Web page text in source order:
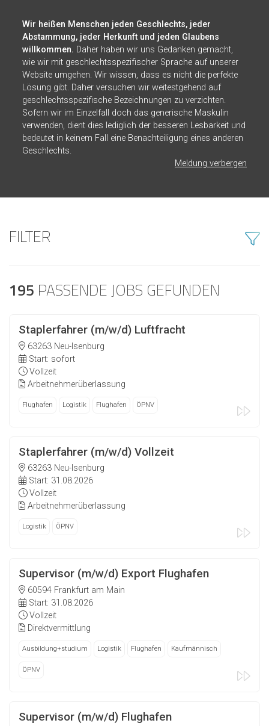
Wir heißen Menschen jeden Geschlechts, jeder
Abstammung, jeder Herkunft und jeden Glaubens
willkommen. Daher haben wir uns Gedanken gemacht,
wie wir mit geschlechtsspezifischer Sprache auf unserer
Website umgehen. Wir wissen, dass es nicht die perfekte
Lösung gibt. Daher versuchen wir weitestgehend auf
geschlechtsspezifische Bezeichnungen zu verzichten.
Sofern wir im Einzelfall doch das generische Maskulin
verwenden, dient dies lediglich der besseren Lesbarkeit und
bedeutet in keinem Fall eine Benachteiligung eines anderen
Geschlechts.
Meldung verbergen
FILTER
195 PASSENDE JOBS GEFUNDEN
Staplerfahrer (m/w/d) Luftfracht
63263 Neu-Isenburg
Start: sofort
Vollzeit
Arbeitnehmerüberlassung
Flughafen Logistik Flughafen ÖPNV
Staplerfahrer (m/w/d) Vollzeit
63263 Neu-Isenburg
Start: 31.08.2026
Vollzeit
Arbeitnehmerüberlassung
Logistik ÖPNV
Supervisor (m/w/d) Export Flughafen
60594 Frankfurt am Main
Start: 31.08.2026
Vollzeit
Direktvermittlung
Ausbildung+studium Logistik Flughafen Kaufmännisch
ÖPNV
Supervisor (m/w/d) Flughafen